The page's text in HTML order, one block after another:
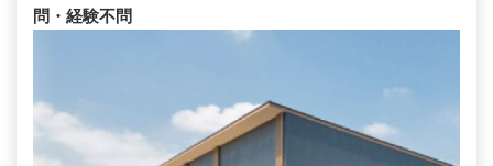
問・経験不問